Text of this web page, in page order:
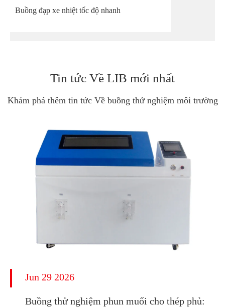
Buồng đạp xe nhiệt tốc độ nhanh
Tin tức Về LIB mới nhất
Khám phá thêm tin tức Về buồng thử nghiệm môi trường
Jun 29 2026
Buồng thử nghiệm phun muối cho thép phủ: